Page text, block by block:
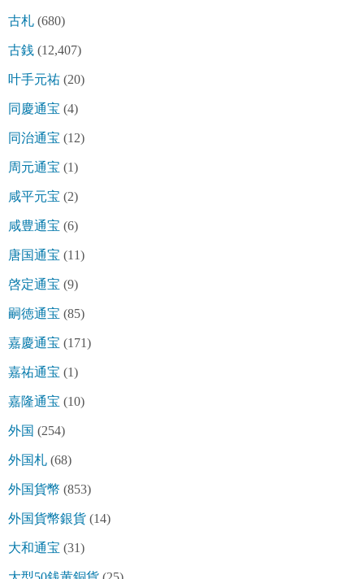
古札 (680)
古銭 (12,407)
叶手元祐 (20)
同慶通宝 (4)
同治通宝 (12)
周元通宝 (1)
咸平元宝 (2)
咸豊通宝 (6)
唐国通宝 (11)
啓定通宝 (9)
嗣徳通宝 (85)
嘉慶通宝 (171)
嘉祐通宝 (1)
嘉隆通宝 (10)
外国 (254)
外国札 (68)
外国貨幣 (853)
外国貨幣銀貨 (14)
大和通宝 (31)